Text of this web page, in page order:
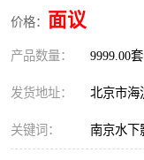
价格： 面议
产品数量： 9999.00套
发货地址： 北京市海
关键词： 南京水下